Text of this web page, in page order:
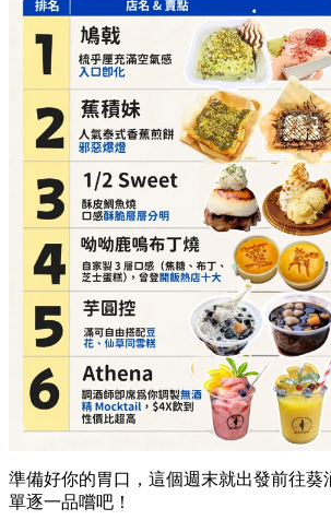
準備好你的胃口，這個週末就出發前往葵
單逐一品嚐吧！